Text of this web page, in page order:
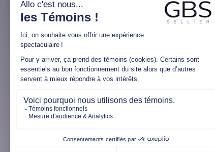
+33 (0)1 85 39 08 82
7 avenue Jacques Chirac, 78260 Achères
– ZAC La Petite-Arche